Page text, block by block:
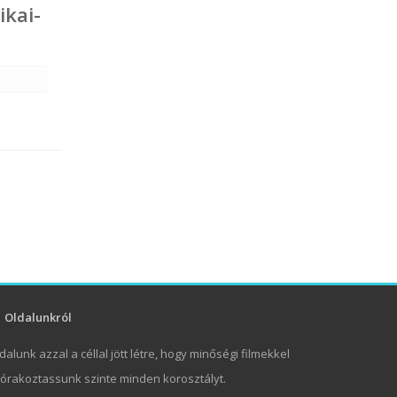
Oldalunkról
azzal a céllal jött létre, hogy minőségi filmekkel
szinte minden korosztályt.